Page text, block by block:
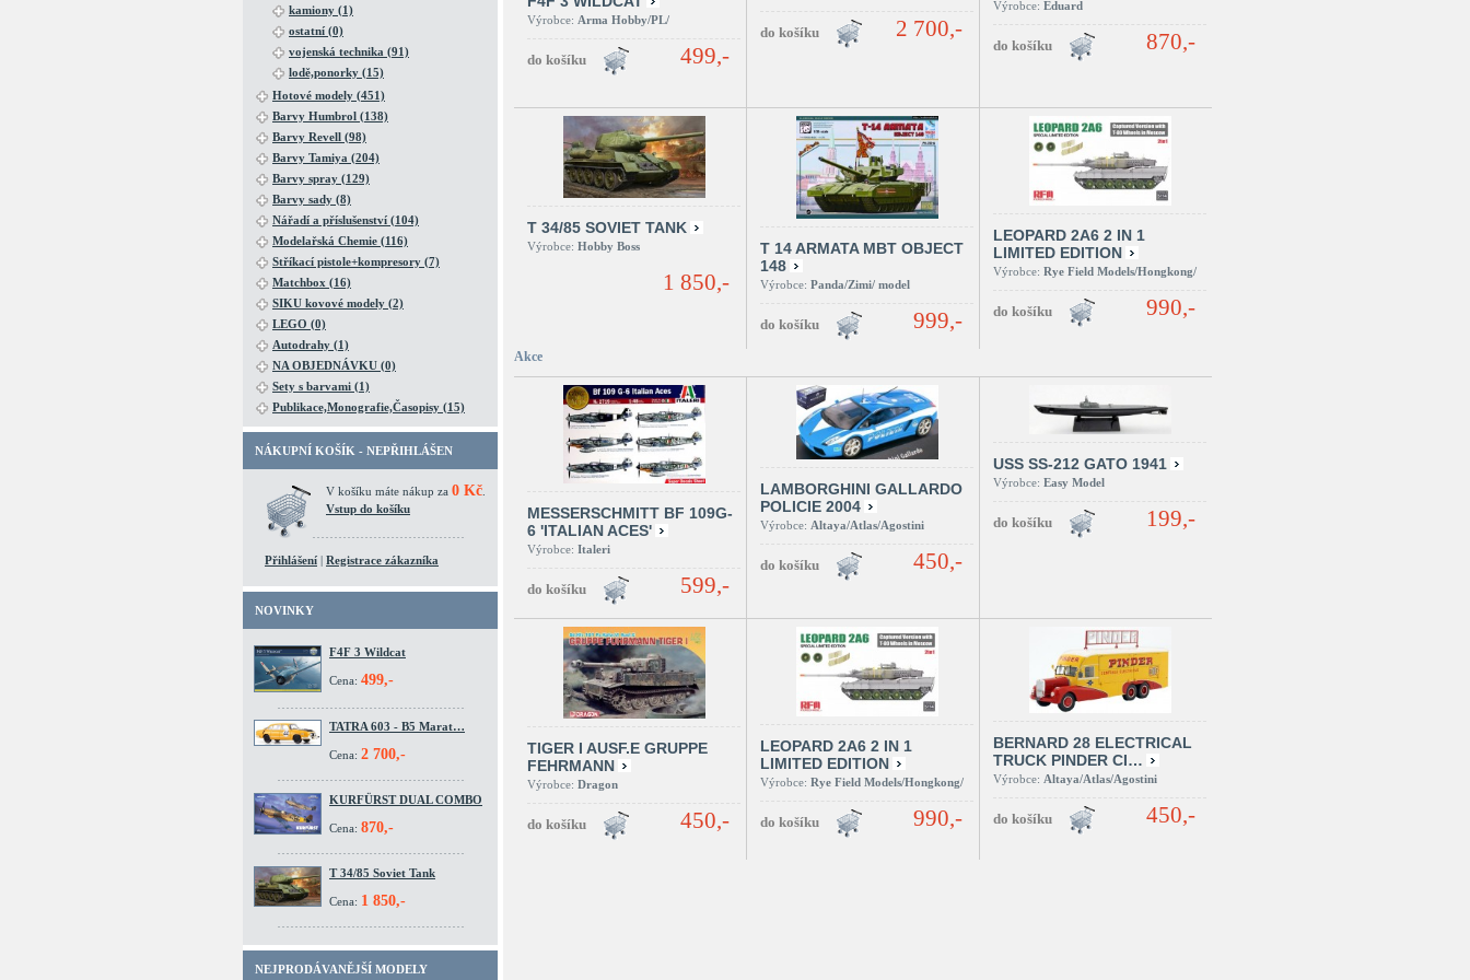
kamiony (1)
ostatní (0)
vojenská technika (91)
lodě,ponorky (15)
Hotové modely (451)
Barvy Humbrol (138)
Barvy Revell (98)
Barvy Tamiya (204)
Barvy spray (129)
Barvy sady (8)
Nářadí a příslušenství (104)
Modelařská Chemie (116)
Stříkací pistole+kompresory (7)
Matchbox (16)
SIKU kovové modely (2)
LEGO (0)
Autodrahy (1)
NA OBJEDNÁVKU (0)
Sety s barvami (1)
Publikace,Monografie,Časopisy (15)
NÁKUPNÍ KOŠÍK - NEPŘIHLÁŠEN
V košíku máte nákup za 0 Kč
Vstup do košíku
Přihlášení | Registrace zákazníka
NOVINKY
F4F 3 Wildcat
Cena: 499,-
TATRA 603 - B5 Marat…
Cena: 2 700,-
KURFÜRST DUAL COMBO
Cena: 870,-
T 34/85 Soviet Tank
Cena: 1 850,-
NEJPRODÁVANĚJŠÍ MODELY
Výrobce: Arma Hobby/PL/
499,-
2 700,-
Výrobce: Eduard
870,-
T 34/85 SOVIET TANK
Výrobce: Hobby Boss
1 850,-
T 14 ARMATA MBT OBJECT
148
Výrobce: Panda/Zimi/ model
999,-
LEOPARD 2A6 2 IN 1
LIMITED EDITION
Výrobce: Rye Field Models/Hongkong/
990,-
Akce
MESSERSCHMITT BF 109G-
6 'ITALIAN ACES'
Výrobce: Italeri
599,-
LAMBORGHINI GALLARDO
POLICIE 2004
Výrobce: Altaya/Atlas/Agostini
450,-
USS SS-212 GATO 1941
Výrobce: Easy Model
199,-
TIGER I AUSF.E GRUPPE
FEHRMANN
Výrobce: Dragon
450,-
LEOPARD 2A6 2 IN 1
LIMITED EDITION
Výrobce: Rye Field Models/Hongkong/
990,-
BERNARD 28 ELECTRICAL
TRUCK PINDER CI…
Výrobce: Altaya/Atlas/Agostini
450,-